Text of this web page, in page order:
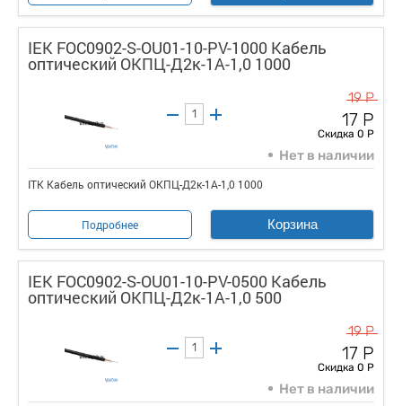
IEK FOC0902-S-OU01-10-PV-1000 Кабель
оптический ОКПЦ-Д2к-1А-1,0 1000
19 Р
17 Р
Скидка 0 Р
Нет в наличии
ITK Кабель оптический ОКПЦ-Д2к-1А-1,0 1000
Подробнее Корзина
IEK FOC0902-S-OU01-10-PV-0500 Кабель
оптический ОКПЦ-Д2к-1А-1,0 500
19 Р
17 Р
Скидка 0 Р
Нет в наличии